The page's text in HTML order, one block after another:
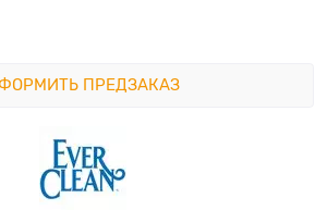
ПРЕДЗАКАЗ